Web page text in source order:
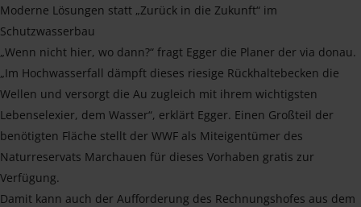
Moderne Lösungen statt „Zurück in die Zukunft“ im
Schutzwasserbau
„Wenn nicht hier, wo dann?“ fragt Egger die Planer der via donau.
„Im Hochwasserfall dämpft dieses riesige Rückhaltebecken die
Wellen und versorgt die Au zugleich mit ihrem wichtigsten
Lebenselexier, dem Wasser“, erklärt Egger. Einen Großteil der
benötigten Fläche stellt der WWF als Miteigentümer des
Naturreservats Marchauen für dieses Vorhaben gratis zur
Verfügung.
Damit kann auch der Aufforderung des Rechnungshofes aus dem